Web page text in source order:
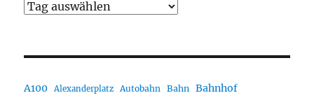
A100 Alexanderplatz Autobahn Bahn Bahnhof